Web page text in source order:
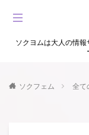
ソクヨムは大人の情
ソクフェム 全て